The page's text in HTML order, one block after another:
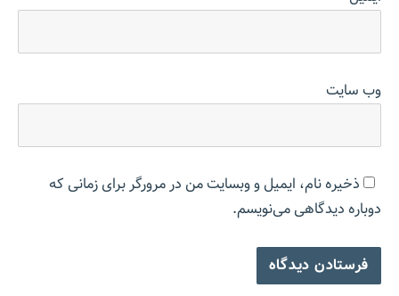
وب‌ سایت
ذخیره نام، ایمیل و وبسایت من در مرورگر برای زمانی که
دوباره دیدگاهی می‌نویسم.